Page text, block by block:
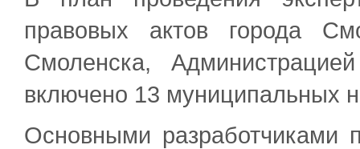
правовых актов города
Смоленска,
включено 13 муниципальных
Основными разработчиками